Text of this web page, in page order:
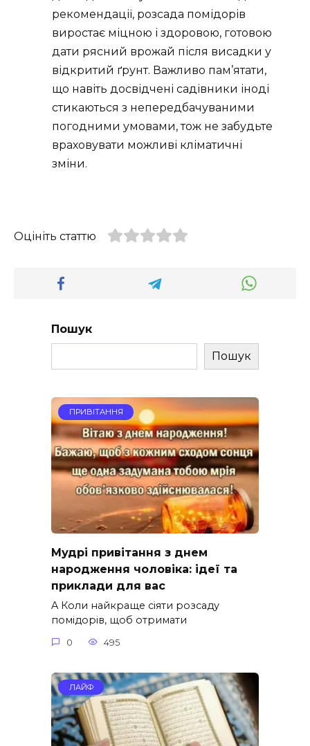
рекомендації, розсада помідорів
виростає міцною і здоровою, готовою
дати рясний врожай після висадки у
відкритий ґрунт. Важливо пам’ятати,
що навіть досвідчені садівники іноді
стикаються з непередбачуваними
погодними умовами, тож не забудьте
враховувати можливі кліматичні
зміни.
Оцініть статтю
Пошук
Пошук
ПРИВІТАННЯ
Мудрі привітання з днем
народження чоловіка: ідеї та
приклади для вас
A Коли найкраще сіяти розсаду
помідорів, щоб отримати
0 495
ЛАЙФ